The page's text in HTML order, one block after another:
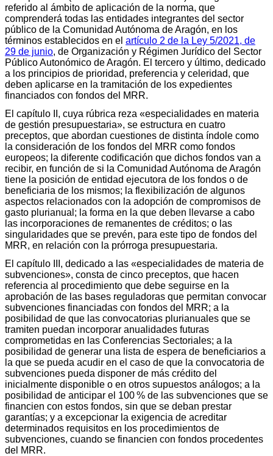
referido al ámbito de aplicación de la norma, que
comprenderá todas las entidades integrantes del sector
público de la Comunidad Autónoma de Aragón, en los
términos establecidos en el artículo 2 de la Ley 5/2021, de
29 de junio, de Organización y Régimen Jurídico del Sector
Público Autonómico de Aragón. El tercero y último, dedicado
a los principios de prioridad, preferencia y celeridad, que
deben aplicarse en la tramitación de los expedientes
financiados con fondos del MRR.
El capítulo II, cuya rúbrica reza «especialidades en materia
de gestión presupuestaria», se estructura en cuatro
preceptos, que abordan cuestiones de distinta índole como
la consideración de los fondos del MRR como fondos
europeos; la diferente codificación que dichos fondos van a
recibir, en función de si la Comunidad Autónoma de Aragón
tiene la posición de entidad ejecutora de los fondos o de
beneficiaria de los mismos; la flexibilización de algunos
aspectos relacionados con la adopción de compromisos de
gasto plurianual; la forma en la que deben llevarse a cabo
las incorporaciones de remanentes de créditos; o las
singularidades que se prevén, para este tipo de fondos del
MRR, en relación con la prórroga presupuestaria.
El capítulo III, dedicado a las «especialidades de materia de
subvenciones», consta de cinco preceptos, que hacen
referencia al procedimiento que debe seguirse en la
aprobación de las bases reguladoras que permitan convocar
subvenciones financiadas con fondos del MRR; a la
posibilidad de que las convocatorias plurianuales que se
tramiten puedan incorporar anualidades futuras
comprometidas en las Conferencias Sectoriales; a la
posibilidad de generar una lista de espera de beneficiarios a
la que se pueda acudir en el caso de que la convocatoria de
subvenciones pueda disponer de más crédito del
inicialmente disponible o en otros supuestos análogos; a la
posibilidad de anticipar el 100 % de las subvenciones que se
financien con estos fondos, sin que se deban prestar
garantías; y a excepcionar la exigencia de acreditar
determinados requisitos en los procedimientos de
subvenciones, cuando se financien con fondos procedentes
del MRR.